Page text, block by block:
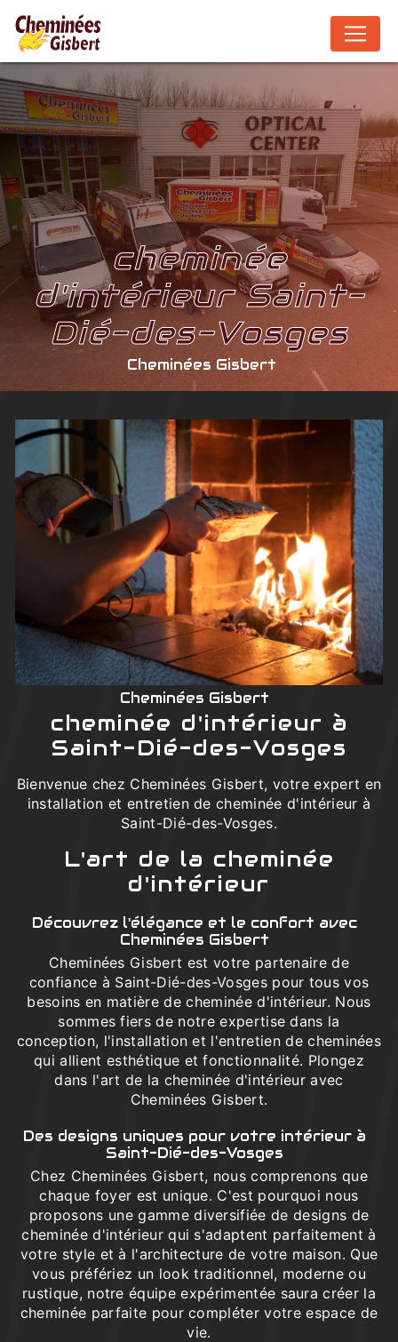
cheminée
d'intérieur Saint-
Dié-des-Vosges
Cheminées Gisbert
Cheminées Gisbert
cheminée d'intérieur à
Saint-Dié-des-Vosges
Bienvenue chez Cheminées Gisbert, votre expert en
installation et entretien de cheminée d'intérieur à
Saint-Dié-des-Vosges.
L'art de la cheminée
d'intérieur
Découvrez l'élégance et le confort avec
Cheminées Gisbert
Cheminées Gisbert est votre partenaire de
confiance à Saint-Dié-des-Vosges pour tous vos
besoins en matière de cheminée d'intérieur. Nous
sommes fiers de notre expertise dans la
conception, l'installation et l'entretien de cheminées
qui allient esthétique et fonctionnalité. Plongez
dans l'art de la cheminée d'intérieur avec
Cheminées Gisbert.
Des designs uniques pour votre intérieur à
Saint-Dié-des-Vosges
Chez Cheminées Gisbert, nous comprenons que
chaque foyer est unique. C'est pourquoi nous
proposons une gamme diversifiée de designs de
cheminée d'intérieur qui s'adaptent parfaitement à
votre style et à l'architecture de votre maison. Que
vous préfériez un look traditionnel, moderne ou
rustique, notre équipe expérimentée saura créer la
cheminée parfaite pour compléter votre espace de
vie.